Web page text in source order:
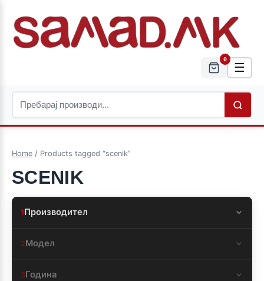
0
☰
Home / Products tagged “scenik”
SCENIK
1Производител
2Модел
3Година